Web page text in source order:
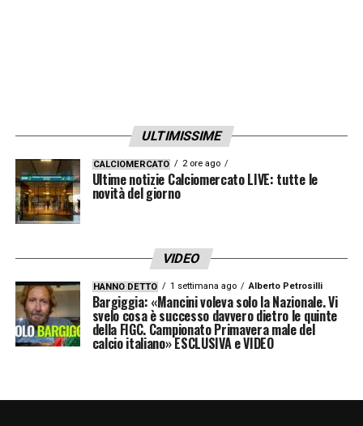
ULTIMISSIME
CALCIOMERCATO 2 ore ago
Ultime notizie Calciomercato LIVE: tutte le
novità del giorno
VIDEO
HANNO DETTO 1 settimana ago Alberto Petrosilli
Bargiggia: «Mancini voleva solo la Nazionale. Vi
svelo cosa è successo davvero dietro le quinte
della FIGC. Campionato Primavera male del
calcio italiano» ESCLUSIVA e VIDEO